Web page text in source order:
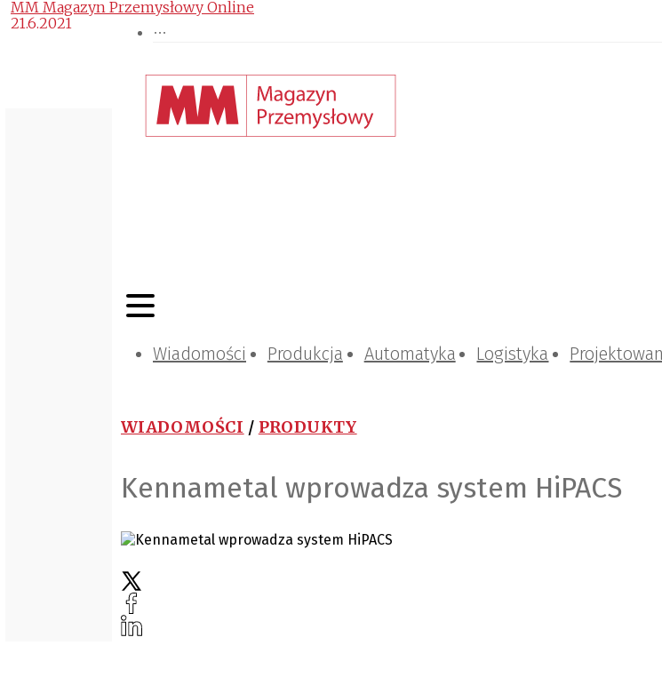
Wiadomości Produkcja Automatyka Logistyka
WIADOMOŚCI / PRODUKTY
Kennametal wprowadza system HiPACS
MM Magazyn Przemysłowy Online
21.6.2021